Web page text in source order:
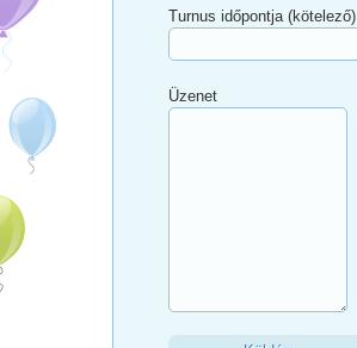
Turnus időpontja (kötelező)
Üzenet